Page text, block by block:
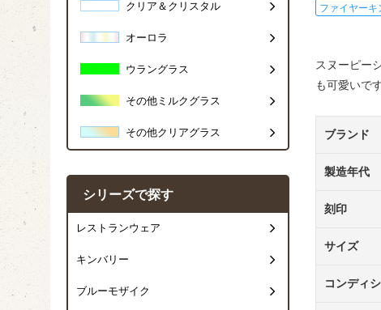
ファイヤーキ
スヌーピー
も可愛いで
ブランド
製造年代
刻印
サイズ
コンディ
クリア＆クリスタル
オーロラ
ウラングラス
その他ミルクグラス
その他クリアグラス
シリーズで探す
レストランウェア
キンバリー
ブルーモザイク